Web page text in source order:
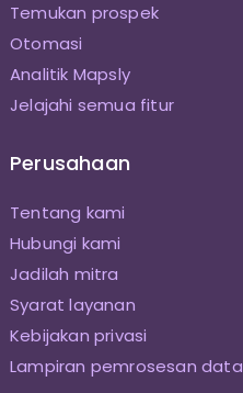
Temukan prospek
Otomasi
Analitik Mapsly
Jelajahi semua fitur
Perusahaan
Tentang kami
Hubungi kami
Jadilah mitra
Syarat layanan
Kebijakan privasi
Lampiran pemrosesan data